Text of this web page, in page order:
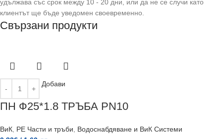
удължава със срок между 10 - 20 дни, или да не се случи като
клиентът ще бъде уведомен своевременно.
Свързани продукти
Добави
ПН Ф25*1.8 ТРЪБА PN10
ВиК, PE Части и тръби, Водоснабдяване и ВиК Системи